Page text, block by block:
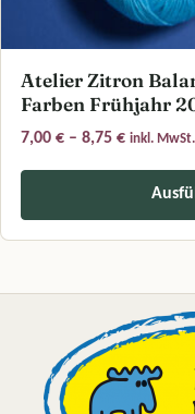
Atelier Zitron
Farben Frühjahr
7,00 € – 8,75 € inkl. MwSt.